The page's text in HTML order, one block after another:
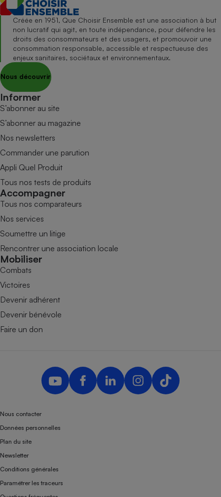
Créée en 1951, Que Choisir Ensemble est une association à but
non lucratif qui agit, en toute indépendance, pour défendre les
droits des consommateurs et des usagers, et promouvoir une
consommation responsable, accessible et respectueuse des
enjeux sanitaires, sociétaux et environnementaux.
Nous découvrir
Informer
S’abonner au site
S’abonner au magazine
Nos newsletters
Commander une parution
Appli Quel Produit
Tous nos tests de produits
Accompagner
Tous nos comparateurs
Nos services
Soumettre un litige
Rencontrer une association locale
Mobiliser
Combats
Victoires
Devenir adhérent
Devenir bénévole
Faire un don
Nous contacter
Données personnelles
Plan du site
Newsletter
Conditions générales
Paramétrer les traceurs